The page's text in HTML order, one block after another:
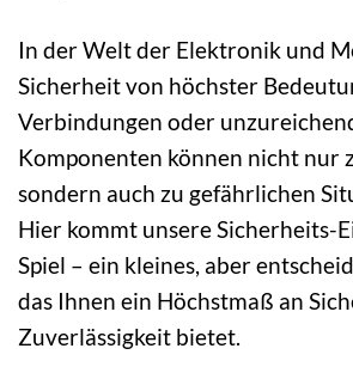
In der Welt der Elektronik und
Sicherheit von höchster
Verbindungen oder
Komponenten können nicht nur
sondern auch zu gefährlichen
Hier kommt unsere Sicherheits-
Spiel – ein kleines, aber
das Ihnen ein Höchstmaß an
Zuverlässigkeit bietet.